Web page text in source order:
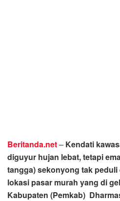
Beritanda.net– Kendati
diguyur hujan lebat, tetapi
tangga) sekonyong tak
lokasi pasar murah yang di
Kabupaten (Pemkab)